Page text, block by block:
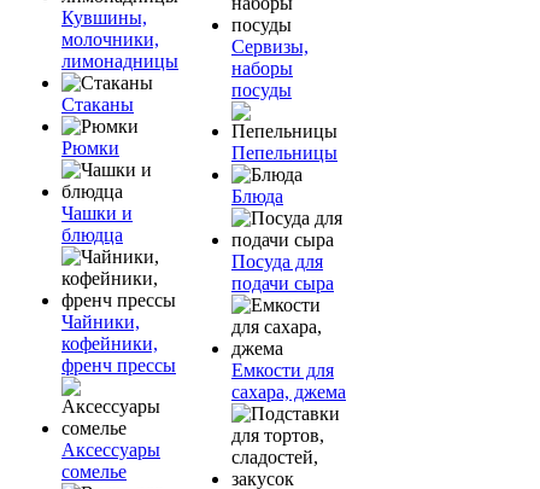
Кувшины,
молочники,
лимонадницы
Стаканы
Рюмки
Чашки и
блюдца
Чайники,
кофейники,
френч прессы
Аксессуары
сомелье
Сервизы,
наборы
посуды
Пепельницы
Блюда
Посуда для
подачи сыра
Емкости для
сахара, джема